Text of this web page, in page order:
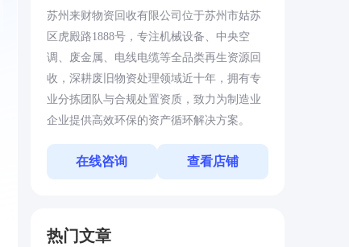
苏州来财物资回收有限公司位于苏州市姑苏
区虎殿路1888号，专注机械设备、中央空
调、废金属、电线电缆等全品类再生资源回
收，深耕废旧物资处理领域近十年，拥有专
业分拣团队与合规处置资质，致力为制造业
企业提供高效环保的资产循环解决方案。
在线咨询 查看店铺
热门文章